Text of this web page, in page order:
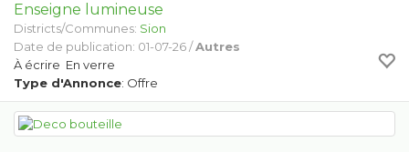
Enseigne lumineuse
Districts/Communes: Sion
Date de publication: 01-07-26 /Autres
À écrire En verre
Type d'Annonce: Offre